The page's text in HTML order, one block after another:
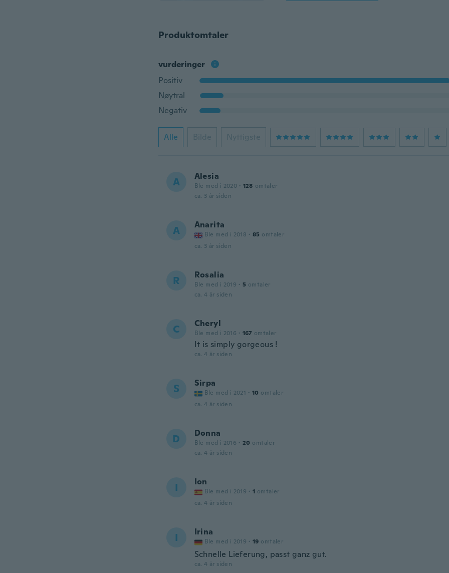
Produktomtaler
vurderinger
Positiv
Nøytral
Negativ
Alle Bilde Nyttigste
A Alesia
Ble med i 2020 · 128 omtaler
ca. 3 år siden
A Anarita
Ble med i 2018 · 85 omtaler
ca. 3 år siden
R Rosalia
Ble med i 2019 · 5 omtaler
ca. 4 år siden
C Cheryl
Ble med i 2016 · 167 omtaler
It is simply gorgeous !
ca. 4 år siden
S Sirpa
Ble med i 2021 · 10 omtaler
ca. 4 år siden
D Donna
Ble med i 2016 · 20 omtaler
ca. 4 år siden
I Ion
Ble med i 2019 · 1 omtaler
ca. 4 år siden
I Irina
Ble med i 2019 · 19 omtaler
Schnelle Lieferung, passt ganz gut.
ca. 4 år siden